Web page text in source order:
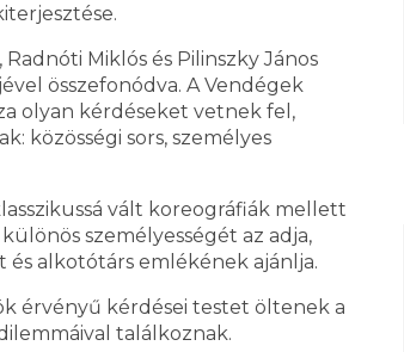
Miklós és Pilinszky János
összefonódva. A Vendégek
olyan kérdéseket vetnek fel,
közösségi sors, személyes
vált koreográfiák mellett
személyességét az adja,
és alkotótárs emlékének ajánlja.
érvényű kérdései testet öltenek a
találkoznak.